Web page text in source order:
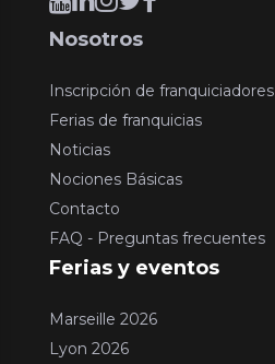
Nosotros
Inscripción de franquiciadores
Ferias de franquicias
Noticias
Nociones Básicas
Contacto
FAQ - Preguntas frecuentes
Ferias y eventos
Marseille 2026
Lyon 2026